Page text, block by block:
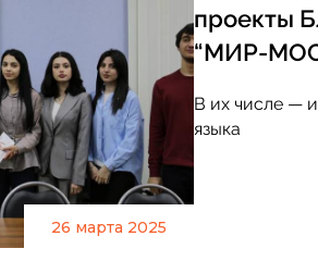
26 марта 2025
проекты
“МИР-
В их числе —
языка